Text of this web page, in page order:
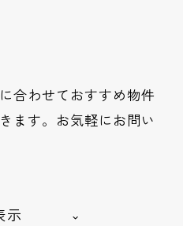
合わせておすすめ物件
ます。お気軽にお問い